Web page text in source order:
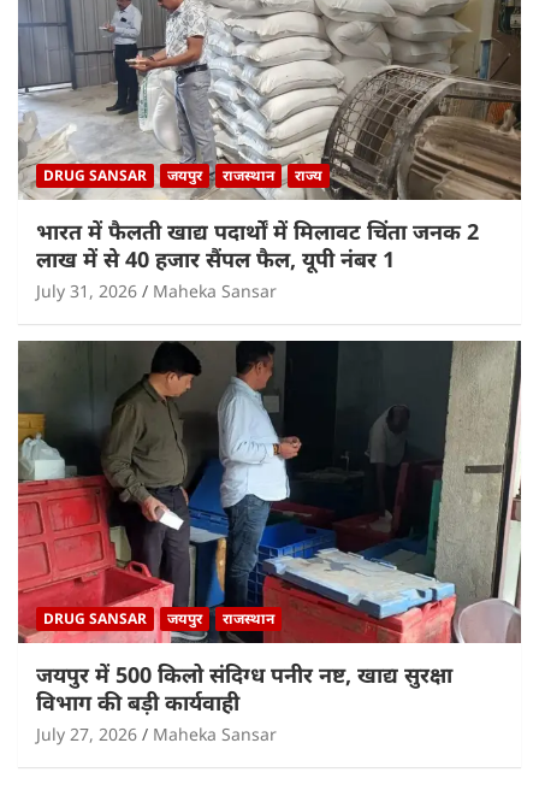
DRUG SANSAR जयपुर राजस्थान राज्य
भारत में फैलती खाद्य पदार्थों में मिलावट चिंता जनक 2
लाख में से 40 हजार सैंपल फैल, यूपी नंबर 1
July 31, 2026 Maheka Sansar
DRUG SANSAR जयपुर राजस्थान
जयपुर में 500 किलो संदिग्ध पनीर नष्ट, खाद्य सुरक्षा
विभाग की बड़ी कार्यवाही
July 27, 2026 Maheka Sansar